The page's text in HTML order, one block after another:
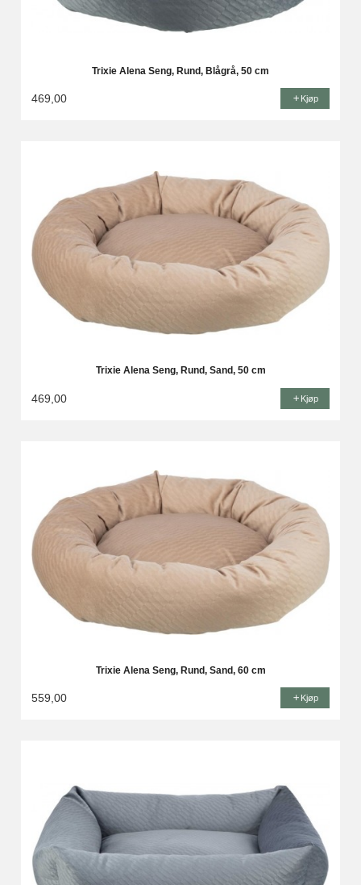
Trixie Alena Seng, Rund, Blågrå, 50 cm
469,00 Kjøp
Trixie Alena Seng, Rund, Sand, 50 cm
469,00 Kjøp
Trixie Alena Seng, Rund, Sand, 60 cm
559,00 Kjøp